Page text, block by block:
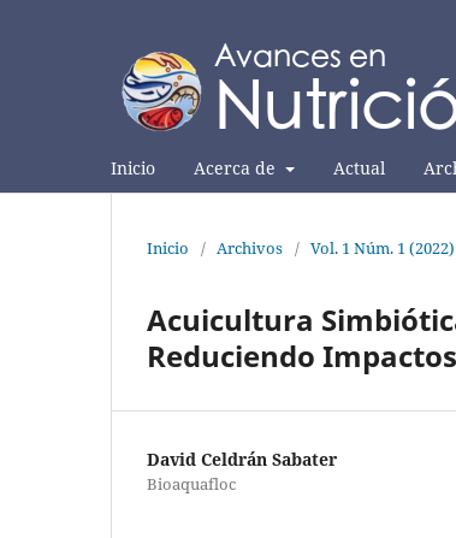
Inicio Acerca de Actual
Inicio / Archivos / Vol. 1 Núm. 1
Acuicultura
Reduciendo
David Celdrán Sabater
Bioaquafloc